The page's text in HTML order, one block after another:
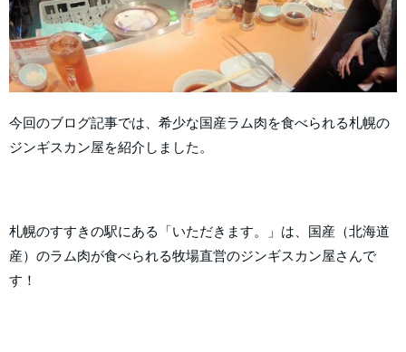
今回のブログ記事では、希少な国産ラム肉を食べられる札幌の
ジンギスカン屋を紹介しました。
札幌のすすきの駅にある「いただきます。」は、国産（北海道
産）のラム肉が食べられる牧場直営のジンギスカン屋さんで
す！